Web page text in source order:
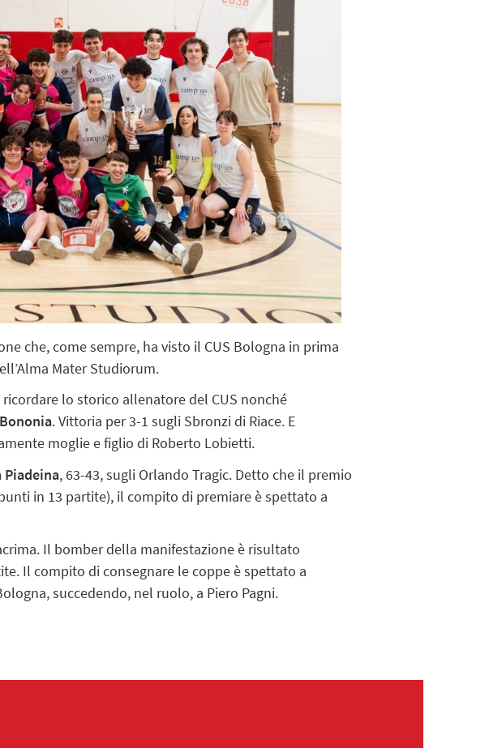
che, come sempre, ha visto il CUS Bologna in prima
Mater Studiorum.
lo storico allenatore del CUS nonché
. Vittoria per 3-1 sugli Sbronzi di Riace. E
moglie e figlio di Roberto Lobietti.
Piadeina, 63-43, sugli Orlando Tragic. Detto che il premio
in 13 partite), il compito di premiare è spettato a
Il bomber della manifestazione è risultato
Il compito di consegnare le coppe è spettato a
succedendo, nel ruolo, a Piero Pagni.